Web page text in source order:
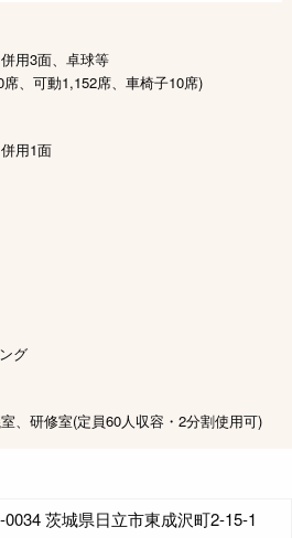
用3面、卓球等
、可動1,152席、車椅子10席)
用1面
グ
、研修室(定員60人収容・2分割使用可)
0034 茨城県日立市東成沢町2-15-1